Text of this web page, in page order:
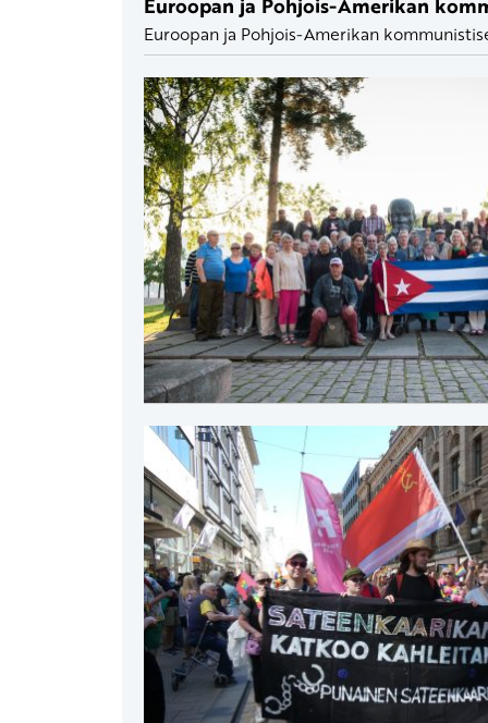
Euroopan ja Pohjois-Amerikan